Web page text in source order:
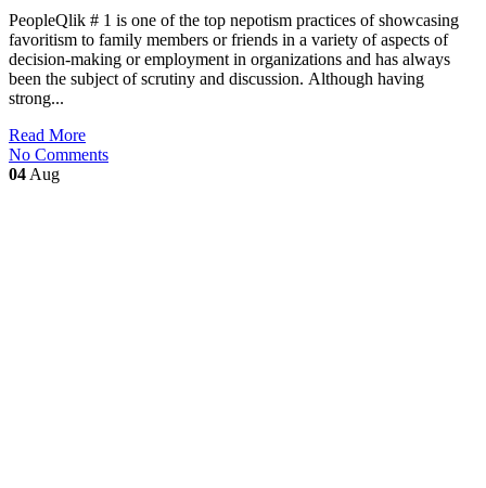
PeopleQlik # 1 is one of the top nepotism practices of showcasing
favoritism to family members or friends in a variety of aspects of
decision-making or employment in organizations and has always
been the subject of scrutiny and discussion. Although having
strong...
Read More
No Comments
04 Aug